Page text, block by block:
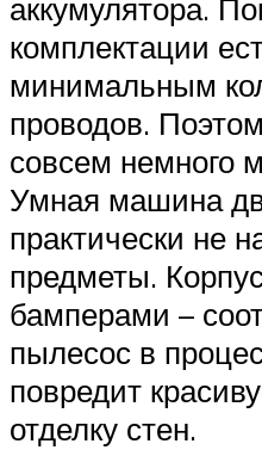
аккумулятора.
комплектации
минимальным
проводов.
совсем немного
Умная машина
практически не
предметы.
бамперами –
пылесос в
повредит
отделку стен.